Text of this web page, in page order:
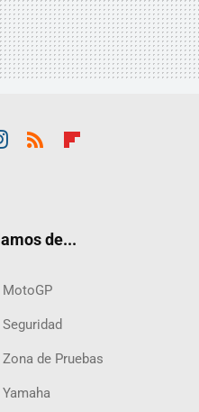
de...
MotoGP
Seguridad
Zona de Pruebas
Yamaha